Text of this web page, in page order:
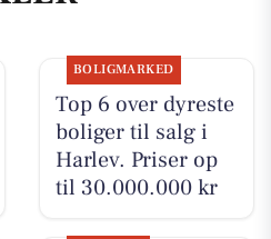
BOLIGMARKED
Top 6 over dyreste
boliger til salg i
Harlev. Priser op
til 30.000.000 kr